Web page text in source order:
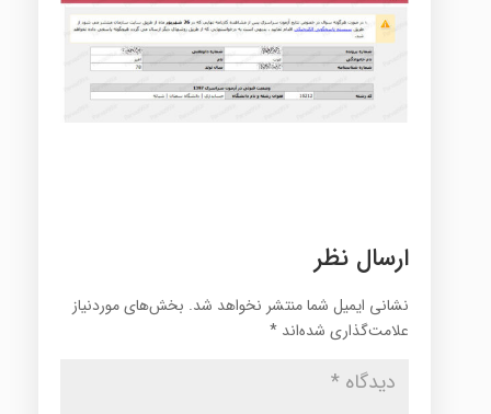
ارسال نظر
نشانی ایمیل شما منتشر نخواهد شد. بخش‌های موردنیاز
علامت‌گذاری شده‌اند *